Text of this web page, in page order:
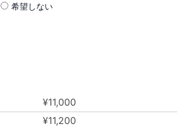
希望しない
¥11,000
¥11,200